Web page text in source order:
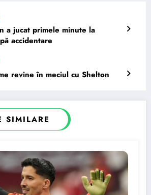
a jucat primele minute la
accidentare
revine în meciul cu Shelton
SIMILARE